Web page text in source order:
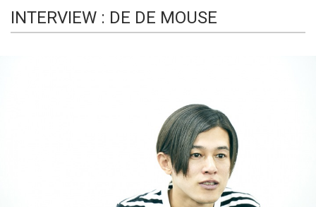
INTERVIEW : DE DE MOUSE